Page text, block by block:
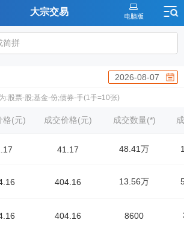
大宗交易
2026-08-07
:股票-股;基金-份;债券-手(1手=10张)
格(元) 成交价格(元) 成交数量(*)
41.17 48.41万
404.16 13.56万
404.16 8600